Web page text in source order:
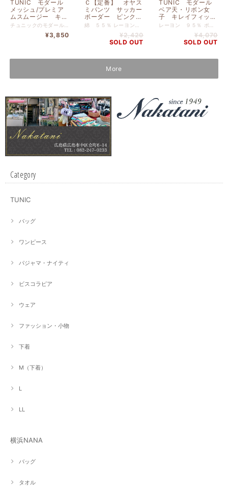
TUNIC モダール
メッシュ/プレミア
ムスムージー キレ
イフィットショー
ツ ベージュ
チュニックのモダールメッシュ/プレミアムスムージー キレイフィットショーツ ベージュです。 本体 レーヨン ６８% ナイロン ２４％ ポリウレタン ８％ 別布 綿１００％ レース部分 ナイロン・ポリウレタン 【サイズM】 ヒップ８５ｃｍ-９３ｃｍ
¥3,850
Ｃ【定番】 オヤス
ミパンツ サッカー
ボーダー ピンク
M 1101M-B
綿 ５５％ レーヨン ４４％ ポリウレタン １％ 【サイズM】 ヒップ８５ｃｍ-９３ｃｍ
¥2,420
SOLD OUT
TUNIC モダール
ベア天・リボン女
子 キレイフィット
ショーツ ベージ
ュ サイズ M
2139M-A
レーヨン ９５％ ポリウレタン ５％ レース：ナイロン・ポリウレタン 【サイズM】 ヒップ８５ｃｍ-９３ｃｍ
¥4,070
SOLD OUT
More
Category
TUNIC
バッグ
ワンピース
パジャマ・ナイティ
ビスコラピア
ウェア
ファッション・小物
下着
M（下着）
L
LL
横浜NANA
バッグ
タオル